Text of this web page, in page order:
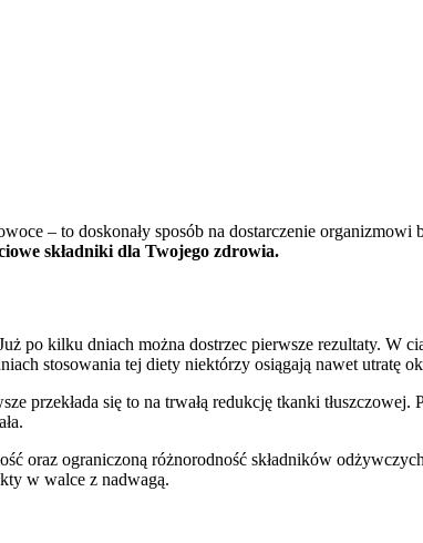
– to doskonały sposób na dostarczenie organizmowi
składniki dla Twojego zdrowia.
po kilku dniach można dostrzec pierwsze rezultaty. W
stosowania tej diety niektórzy osiągają nawet utratę
przekłada się to na trwałą redukcję tkanki
oraz ograniczoną różnorodność składników
w walce z nadwagą.